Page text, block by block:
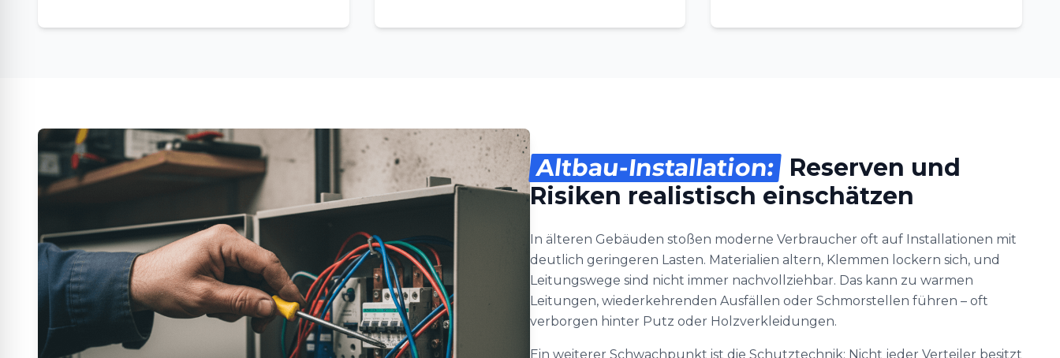
Altbau-Installation: Reserven und
Risiken realistisch einschätzen
In älteren Gebäuden stoßen moderne Verbraucher oft auf Installationen mit
deutlich geringeren Lasten. Materialien altern, Klemmen lockern sich, und
Leitungswege sind nicht immer nachvollziehbar. Das kann zu warmen
Leitungen, wiederkehrenden Ausfällen oder Schmorstellen führen – oft
verborgen hinter Putz oder Holzverkleidungen.
Ein weiterer Schwachpunkt ist die Schutztechnik: Nicht jeder Verteiler besitzt